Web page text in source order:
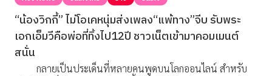
VIDEO
ร่วมด้วยช่วยกัน
“น้องวิกกี้” ไม่โอเคหนุ่มส่งเพลง“แพ้ทาง”จีบ รับพระ
เอกเอ็มวีคือพ่อที่ทิ้งไป12ปี ชาวเน็ตเข้ามาคอมเมนต์
สนั่น
กลายเป็นประเด็นที่หลายคนพูดบนโลกออนไลน์ สำหรับ